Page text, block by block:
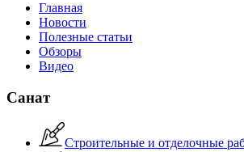
Главная
Новости
Полезные статьи
Обзоры
Видео
Санат
Строительные и отделочные